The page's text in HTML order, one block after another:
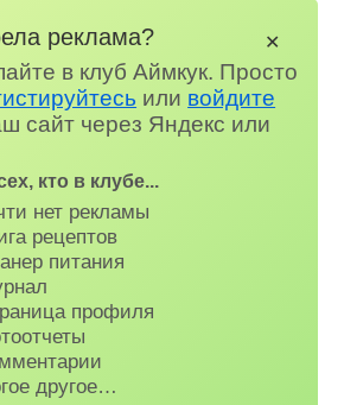
реклама?
в клуб Аймкук. Просто
или войдите
сайт через Яндекс или
кто в клубе...
нет рекламы
рецептов
питания
профиля
другое…
✕